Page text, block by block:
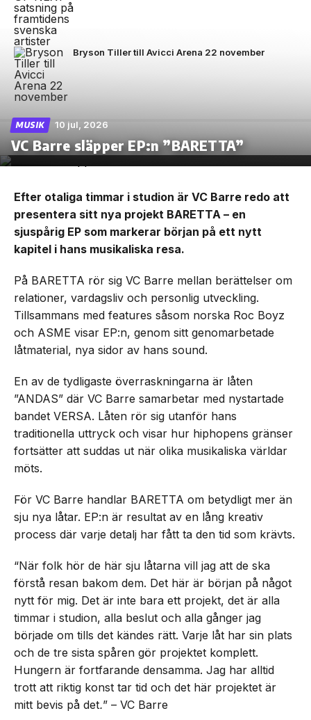
Bryson Tiller till Avicci Arena 22 november
MUSIK 10 jul, 2026
VC Barre släpper EP:n ”BARETTA”
Efter otaliga timmar i studion är VC Barre redo att
presentera sitt nya projekt BARETTA – en
sjuspårig EP som markerar början på ett nytt
kapitel i hans musikaliska resa.
På BARETTA rör sig VC Barre mellan berättelser om
relationer, vardagsliv och personlig utveckling.
Tillsammans med features såsom norska Roc Boyz
och ASME visar EP:n, genom sitt genomarbetade
låtmaterial, nya sidor av hans sound.
En av de tydligaste överraskningarna är låten
”ANDAS” där VC Barre samarbetar med nystartade
bandet VERSA. Låten rör sig utanför hans
traditionella uttryck och visar hur hiphopens gränser
fortsätter att suddas ut när olika musikaliska världar
möts.
För VC Barre handlar BARETTA om betydligt mer än
sju nya låtar. EP:n är resultat av en lång kreativ
process där varje detalj har fått ta den tid som krävts.
“När folk hör de här sju låtarna vill jag att de ska
förstå resan bakom dem. Det här är början på något
nytt för mig. Det är inte bara ett projekt, det är alla
timmar i studion, alla beslut och alla gånger jag
började om tills det kändes rätt. Varje låt har sin plats
och de tre sista spåren gör projektet komplett.
Hungern är fortfarande densamma. Jag har alltid
trott att riktig konst tar tid och det här projektet är
mitt bevis på det.” – VC Barre